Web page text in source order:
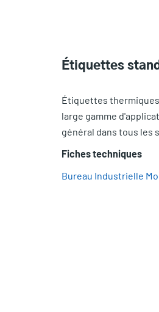
Étiquettes
Étiquettes
large gamme
général dans tous les
Fiches techniques
Bureau Industrielle